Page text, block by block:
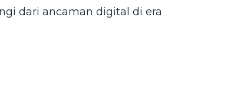
dari ancaman digital di era